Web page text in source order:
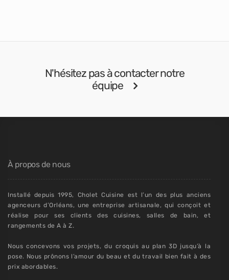
N'hésitez pas à contacter notre
équipe
À propos de nous
Installé depuis 1995, Cholet Cuisine est l’un des plus anciens
agenceurs d’Orléans, une entreprise artisanale, qui conçoit et
réalise pour ses clients des cuisines, salles de bain, et
rangements de A à Z.
Nous concevons vos projets, du croquis au plan 3D jusqu’à la
pose. Nous prônons l’amour du beau et du travail bien fait à des
prix abordables.